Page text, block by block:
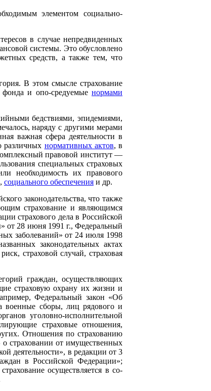
элементом социально-
в случае непредвиденных
системы. Это обусловлено
средств, а также тем, что
В этом смысле страхование
фонда и опо-средуемые нормами
бедствиями, эпидемиями,
наряду с другими мерами
важная сфера деятельности в
различных нормативных актов, в
правовой институт —
специальных страховых
необходимость их правового
социального обеспечения и др.
законодательства, что также
страхование и являющимся
страхового дела в Российской
от 28 июня 1991 г., Федеральный
заболеваний» от 24 июля 1998
законодательных актах
страховой случай, страховая
граждан, осуществляющих
страховую охрану их жизни и
Федеральный закон «Об
военные сборы, лиц рядового и
уголовно-исполнительной
страховые отношения,
Отношения по страхованию
страховании от имущественных
деятельности», в редакции от 3
в Российской Федерации»;
осуществляется в со-